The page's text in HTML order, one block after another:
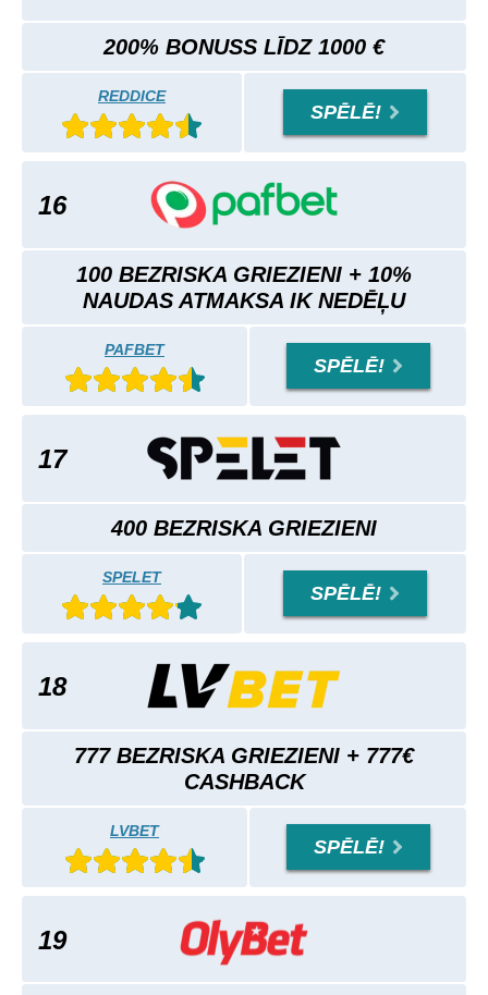
200% BONUSS LĪDZ 1000 €
REDDICE
SPĒLĒ!
16
100 BEZRISKA GRIEZIENI + 10%
NAUDAS ATMAKSA IK NEDĒĻU
PAFBET
SPĒLĒ!
17
400 BEZRISKA GRIEZIENI
SPELET
SPĒLĒ!
18
777 BEZRISKA GRIEZIENI + 777€
CASHBACK
LVBET
SPĒLĒ!
19